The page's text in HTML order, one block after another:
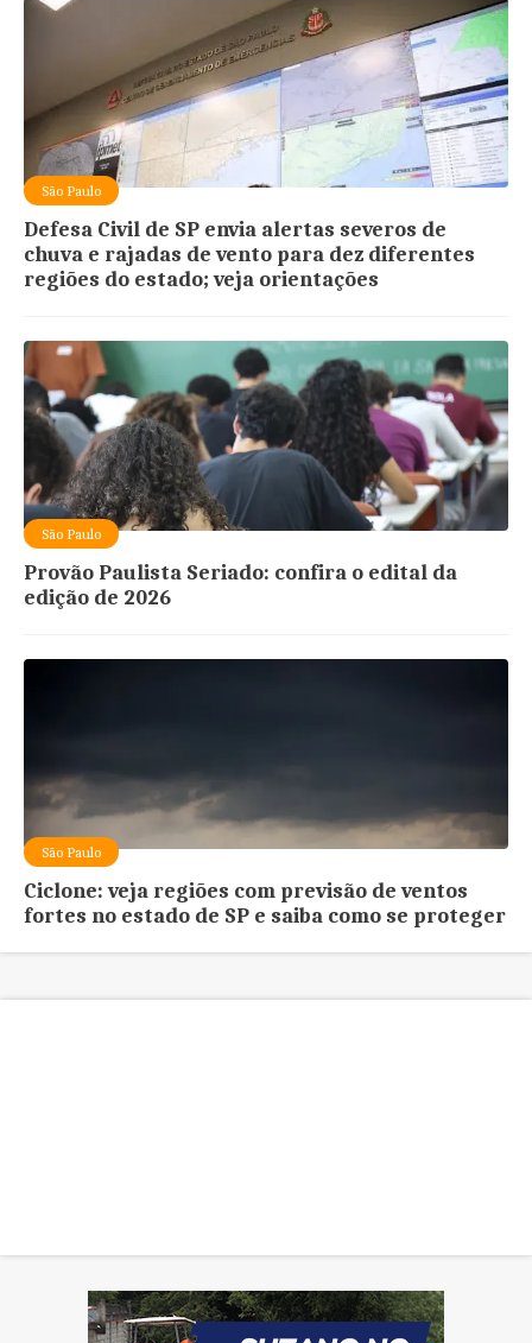
São Paulo
Defesa Civil de SP envia alertas severos de
chuva e rajadas de vento para dez diferentes
regiões do estado; veja orientações
São Paulo
Provão Paulista Seriado: confira o edital da
edição de 2026
São Paulo
Ciclone: veja regiões com previsão de ventos
fortes no estado de SP e saiba como se proteger